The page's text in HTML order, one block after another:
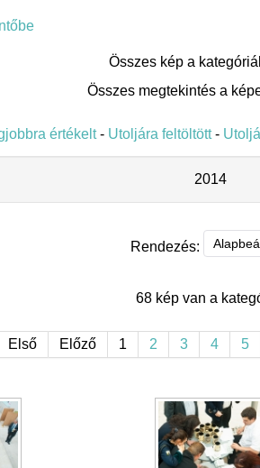
Összes kép a
Összes megtekintés a
értékelt- Utoljára feltöltött-
2014
Rendezés:
68 kép van a
Első Előző 1 2 3 4 5